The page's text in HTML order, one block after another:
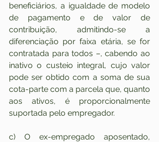
beneficiários, a igualdade de modelo
de pagamento e de valor de
contribuição, admitindo-se a
diferenciação por faixa etária, se for
contratada para todos –, cabendo ao
inativo o custeio integral, cujo valor
pode ser obtido com a soma de sua
cota-parte com a parcela que, quanto
aos ativos, é proporcionalmente
suportada pelo empregador.
c) O ex-empregado aposentado,